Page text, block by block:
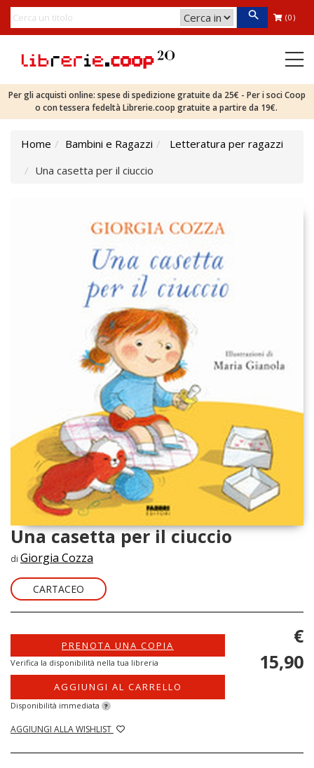
(0)
Per gli acquisti online: spese di spedizione gratuite da 25€ - Per i soci Coop
o con tessera fedeltà Librerie.coop gratuite a partire da 19€.
Home Bambini e Ragazzi
Letteratura per ragazzi
Una casetta per il ciuccio
Una casetta per il ciuccio
di Giorgia Cozza
CARTACEO
PRENOTA UNA COPIA
Verifica la disponibilità nella tua libreria
AGGIUNGI AL CARRELLO
Disponibilità immediata ?
AGGIUNGI ALLA WISHLIST
€
15,90